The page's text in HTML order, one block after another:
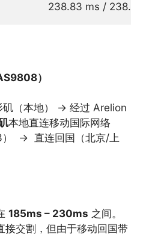
）
矶（本地） → 经过 Arelion
本地直连移动国际网络
） → 直连回国（北京/上
185ms – 230ms 之间。
接交割，但由于移动回国带